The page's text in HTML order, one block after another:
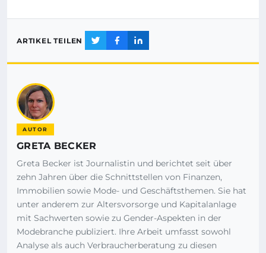
ARTIKEL TEILEN
AUTOR
GRETA BECKER
Greta Becker ist Journalistin und berichtet seit über
zehn Jahren über die Schnittstellen von Finanzen,
Immobilien sowie Mode- und Geschäftsthemen. Sie hat
unter anderem zur Altersvorsorge und Kapitalanlage
mit Sachwerten sowie zu Gender-Aspekten in der
Modebranche publiziert. Ihre Arbeit umfasst sowohl
Analyse als auch Verbraucherberatung zu diesen